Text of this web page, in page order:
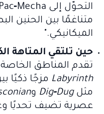
متناغمًا بين الحنين
الميكانيكي."
حين تلتقي المتاهة
تقدم المناطق
Labyrinth مزجًا ذكيًا
مثلDig‑Dug و
عصرية تضيف تحديًا